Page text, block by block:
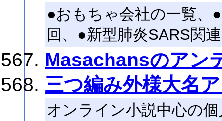
●おもちゃ会社の一覧、
回、●新型肺炎SARS関
Masachansのアン
三つ編み外様大名
オンライン小説中心の